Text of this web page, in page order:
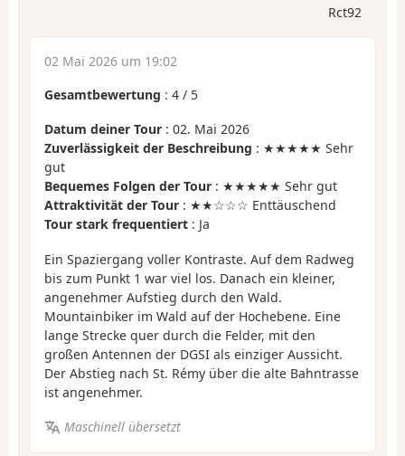
Rct92
02 Mai 2026 um 19:02
Gesamtbewertung : 4 / 5
Datum deiner Tour : 02. Mai 2026
Zuverlässigkeit der Beschreibung : ★★★★★ Sehr
gut
Bequemes Folgen der Tour : ★★★★★ Sehr gut
Attraktivität der Tour : ★★☆☆☆ Enttäuschend
Tour stark frequentiert : Ja
Ein Spaziergang voller Kontraste. Auf dem Radweg
bis zum Punkt 1 war viel los. Danach ein kleiner,
angenehmer Aufstieg durch den Wald.
Mountainbiker im Wald auf der Hochebene. Eine
lange Strecke quer durch die Felder, mit den
großen Antennen der DGSI als einziger Aussicht.
Der Abstieg nach St. Rémy über die alte Bahntrasse
ist angenehmer.
Maschinell übersetzt